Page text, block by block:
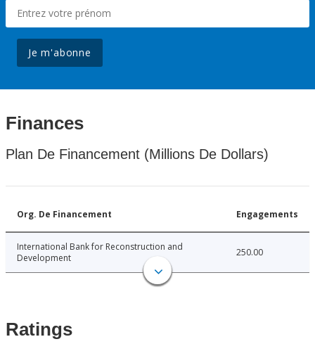
Je m'abonne
Finances
Plan De Financement (Millions De Dollars)
Org. De Financement Engagements
International Bank for Reconstruction and
Development
250.00
Ratings